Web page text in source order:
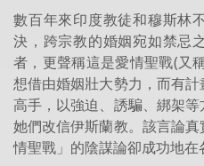
數百年來印度教徒和穆斯林
決，跨宗教的婚姻宛如禁忌
者，更聲稱這是愛情聖戰(
想借由婚姻壯大勢力，而有
高手，以強迫、誘騙、綁架
她們改信伊斯蘭教。該言論
情聖戰」的陰謀論卻成功地在